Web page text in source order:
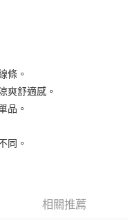
條。
爽舒適感。
品。
同。
相關推薦